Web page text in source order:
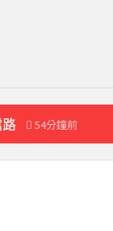
54分鐘前
58分鐘前
卡位 2027